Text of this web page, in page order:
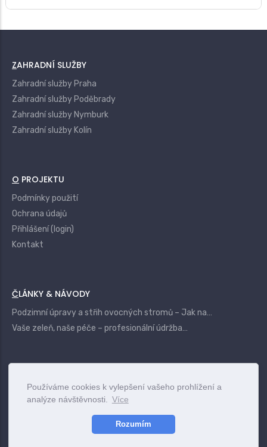
Používáme cookies k vylepšení vašeho prohlížení a
analýze návštěvnosti.
Více
Rozumím
ZAHRADNÍ SLUŽBY
Zahradní služby Praha
Zahradní služby Poděbrady
Zahradní služby Nymburk
Zahradní služby Kolín
O PROJEKTU
Podmínky použití
Ochrana údajů
Přihlášení (login)
Kontakt
ČLÁNKY & NÁVODY
Podzimní úpravy a střih ovocných stromů – Jak na…
Vaše zeleň, naše péče – profesionální údržba…
www.vszahrady.cz